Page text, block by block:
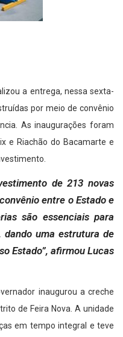
a entrega, nessa sexta-
por meio de convênio
As inaugurações foram
e Riachão do Bacamarte e
de 213 novas
entre o Estado e
são essenciais para
uma estrutura de
Estado”, afirmou Lucas
inaugurou a creche
de Feira Nova. A unidade
em tempo integral e teve